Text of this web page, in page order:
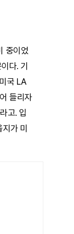
중이었
다. 기
국 LA
들리자
고. 입
가 미